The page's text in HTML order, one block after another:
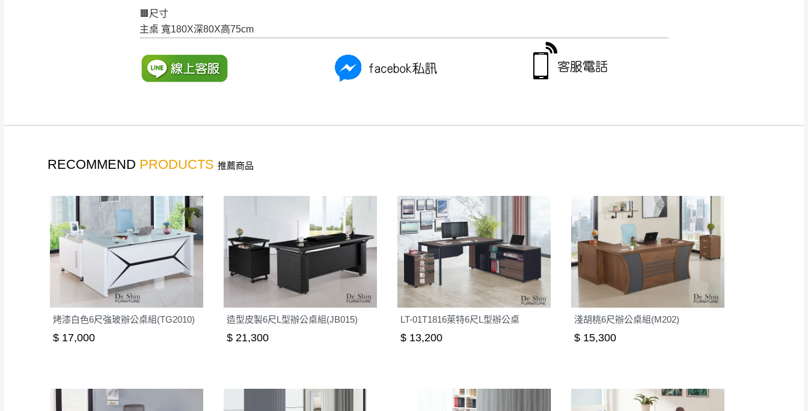
🟧尺寸
主桌 寬180X深80X高75cm
其它注意事項
本司貨車運送如因路況不佳、天候惡劣、過於偏遠之山區內等，或收貨地點搬運過於困難等因素，導致無法順利配送，
保護物流人員的工作安全，賣家無提供吊掛服務，若需以吊車或其他的吊掛方式吊運，費用將由買方自行支付。
因大型傢俱有組裝、配送的問題，並非一般快速到貨商品，無法指定特定時間送達，司機當天到貨前皆會再與您通知，
無回收家具服務，若需回收家俱可聯絡當地請清潔隊回收,免付費清運專線：0800-085-717
請密切注意。
▪️三日內若未接獲您的匯款或轉帳通知，商品將不予保留(訂單自動取消)。
▪️無回收家具服務，若需回收家具可聯絡當地請清潔隊回收,免付費清運專線：0800-085-717。
RECOMMEND PRODUCTS 推薦商品
烤漆白色6尺強玻辦公桌組(TG2010)
$ 17,000
造型皮製6尺L型辦公桌組(JB015)
$ 21,300
LT-01T1816萊特6尺L型辦公桌
$ 13,200
淺胡桃6尺辦公桌組(M202)
$ 15,300